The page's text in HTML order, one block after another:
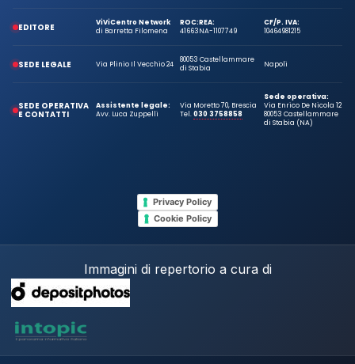
EDITORE
ViViCentro Network
di Barretta Filomena
ROC:
41663
REA:
NA-1107749
CF/P. IVA:
10464981215
SEDE LEGALE Via Plinio Il Vecchio 24
80053 Castellammare
di Stabia
Napoli
SEDE OPERATIVA
E CONTATTI
Assistente legale:
Avv. Luca Zuppelli
Via Moretto 70, Brescia
Tel.030 3758858
Sede operativa:
Via Enrico De Nicola 12
80053 Castellammare
di Stabia (NA)
Privacy Policy
Cookie Policy
Immagini di repertorio a cura di